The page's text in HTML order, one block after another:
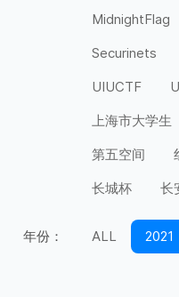
MidnightFlag
Securinets
UIUCTF
上海市大学生
第五空间
长城杯
长
年份： ALL 2021